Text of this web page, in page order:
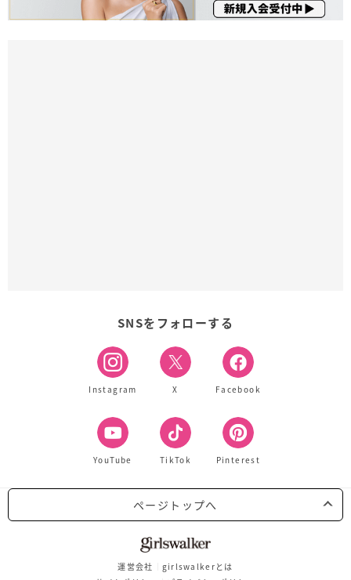
SNSをフォローする
Instagram X Facebook
YouTube TikTok Pinterest
ページトップへ
運営会社
girlswalkerとは